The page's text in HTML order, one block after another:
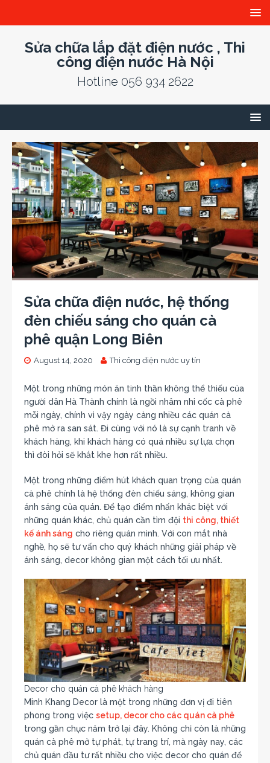
Sửa chữa lắp đặt điện nước , Thi
công điện nước Hà Nội
Hotline 056 934 2622
Sửa chữa điện nước, hệ thống
đèn chiếu sáng cho quán cà
phê quận Long Biên
August 14, 2020 Thi công điện nước uy tín
Một trong những món ăn tinh thần không thể thiếu của
người dân Hà Thành chính là ngồi nhâm nhi cốc cà phê
mỗi ngày, chính vì vậy ngày càng nhiều các quán cà
phê mở ra san sát. Đi cùng với nó là sự cạnh tranh về
khách hàng, khi khách hàng có quá nhiều sự lựa chọn
thì đòi hỏi sẽ khắt khe hơn rất nhiều.
Một trong những điểm hút khách quan trọng của quán
cà phê chính là hệ thống đèn chiếu sáng, không gian
ánh sáng của quán. Để tạo điểm nhấn khác biệt với
những quán khác, chủ quán cần tìm đội thi công, thiết
kế ánh sáng cho riêng quán mình. Với con mắt nhà
nghề, họ sẽ tư vấn cho quý khách những giải pháp về
ánh sáng, decor không gian một cách tối ưu nhất.
Decor cho quán cà phê khách hàng
Minh Khang Decor là một trong những đơn vị đi tiên
phong trong việc setup, decor cho các quán cà phê
trong gần chục năm trở lại đây. Không chỉ còn là những
quán cà phê mở tự phát, tự trang trí, mà ngày nay, các
chủ quán đầu tư rất nhiều cho việc decor cho quán để